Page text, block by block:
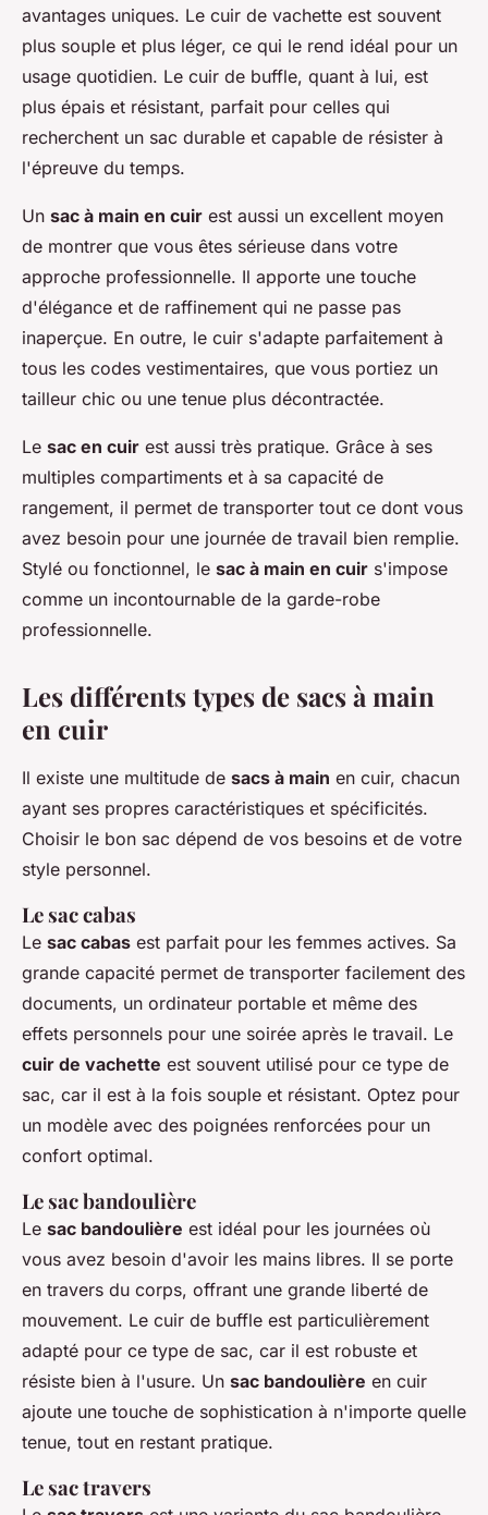
avantages uniques. Le cuir de vachette est souvent
plus souple et plus léger, ce qui le rend idéal pour un
usage quotidien. Le cuir de buffle, quant à lui, est
plus épais et résistant, parfait pour celles qui
recherchent un sac durable et capable de résister à
l'épreuve du temps.
Un sac à main en cuir est aussi un excellent moyen
de montrer que vous êtes sérieuse dans votre
approche professionnelle. Il apporte une touche
d'élégance et de raffinement qui ne passe pas
inaperçue. En outre, le cuir s'adapte parfaitement à
tous les codes vestimentaires, que vous portiez un
tailleur chic ou une tenue plus décontractée.
Le sac en cuir est aussi très pratique. Grâce à ses
multiples compartiments et à sa capacité de
rangement, il permet de transporter tout ce dont vous
avez besoin pour une journée de travail bien remplie.
Stylé ou fonctionnel, le sac à main en cuir s'impose
comme un incontournable de la garde-robe
professionnelle.
Les différents types de sacs à main
en cuir
Il existe une multitude de sacs à main en cuir, chacun
ayant ses propres caractéristiques et spécificités.
Choisir le bon sac dépend de vos besoins et de votre
style personnel.
Le sac cabas
Le sac cabas est parfait pour les femmes actives. Sa
grande capacité permet de transporter facilement des
documents, un ordinateur portable et même des
effets personnels pour une soirée après le travail. Le
cuir de vachette est souvent utilisé pour ce type de
sac, car il est à la fois souple et résistant. Optez pour
un modèle avec des poignées renforcées pour un
confort optimal.
Le sac bandoulière
Le sac bandoulière est idéal pour les journées où
vous avez besoin d'avoir les mains libres. Il se porte
en travers du corps, offrant une grande liberté de
mouvement. Le cuir de buffle est particulièrement
adapté pour ce type de sac, car il est robuste et
résiste bien à l'usure. Un sac bandoulière en cuir
ajoute une touche de sophistication à n'importe quelle
tenue, tout en restant pratique.
Le sac travers